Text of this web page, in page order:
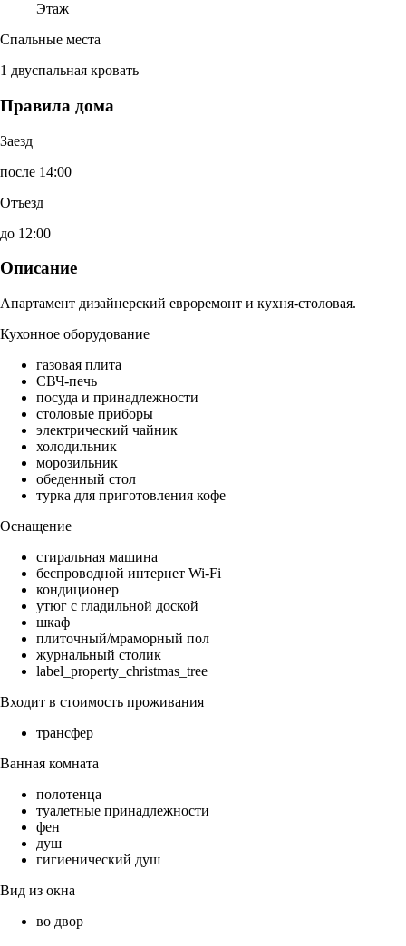
Этаж
Спальные места
1 двуспальная кровать
Правила дома
Заезд
после 14:00
Отъезд
до 12:00
Описание
Апартамент дизайнерский евроремонт и кухня-столовая.
Кухонное оборудование
газовая плита
СВЧ-печь
посуда и принадлежности
столовые приборы
электрический чайник
холодильник
морозильник
обеденный стол
турка для приготовления кофе
Оснащение
стиральная машина
беспроводной интернет Wi-Fi
кондиционер
утюг с гладильной доской
шкаф
плиточный/мраморный пол
журнальный столик
label_property_christmas_tree
Входит в стоимость проживания
трансфер
Ванная комната
полотенца
туалетные принадлежности
фен
душ
гигиенический душ
Вид из окна
во двор